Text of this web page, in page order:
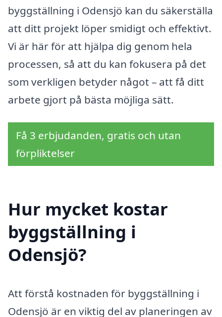
byggställning i Odensjö kan du säkerställa
att ditt projekt löper smidigt och effektivt.
Vi är här för att hjälpa dig genom hela
processen, så att du kan fokusera på det
som verkligen betyder något – att få ditt
arbete gjort på bästa möjliga sätt.
Få 3 erbjudanden, gratis och utan
förpliktelser
Hur mycket kostar
byggställning i
Odensjö?
Att förstå kostnaden för byggställning i
Odensjö är en viktig del av planeringen av